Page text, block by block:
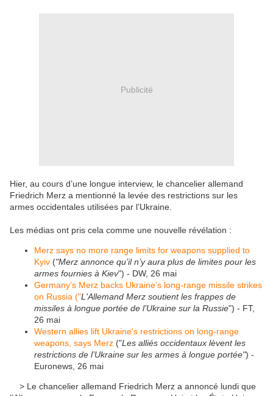
Publicité
Hier, au cours d’une longue interview, le chancelier allemand
Friedrich Merz a mentionné la levée des restrictions sur les
armes occidentales utilisées par l’Ukraine.
Les médias ont pris cela comme une nouvelle révélation :
Merz says no more range limits for weapons supplied to
Kyiv ("Merz annonce qu’il n’y aura plus de limites pour les
armes fournies à Kiev") - DW, 26 mai
Germany’s Merz backs Ukraine’s long-range missile strikes
on Russia ("L'Allemand Merz soutient les frappes de
missiles à longue portée de l’Ukraine sur la Russie") - FT,
26 mai
Western allies lift Ukraine's restrictions on long-range
weapons, says Merz ("Les alliés occidentaux lèvent les
restrictions de l’Ukraine sur les armes à longue portée") -
Euronews, 26 mai
> Le chancelier allemand Friedrich Merz a annoncé lundi que